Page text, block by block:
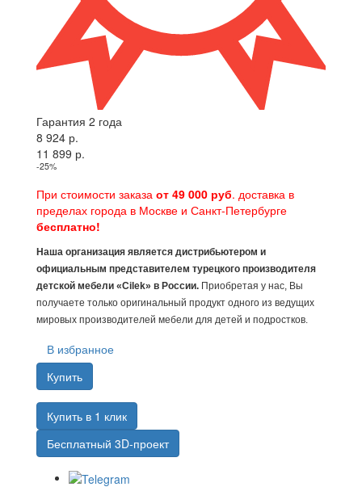
Гарантия 2 года
8 924 р.
11 899 р.
-25%
При стоимости заказа от 49 000 руб. доставка в
пределах города в Москве и Санкт-Петербурге
бесплатно!
Наша организация является дистрибьютером и
официальным представителем турецкого производителя
детской мебели «Cilek» в России. Приобретая у нас, Вы
получаете только оригинальный продукт одного из ведущих
мировых производителей мебели для детей и подростков.
В избранное
Купить
Купить в 1 клик
Бесплатный 3D-проект